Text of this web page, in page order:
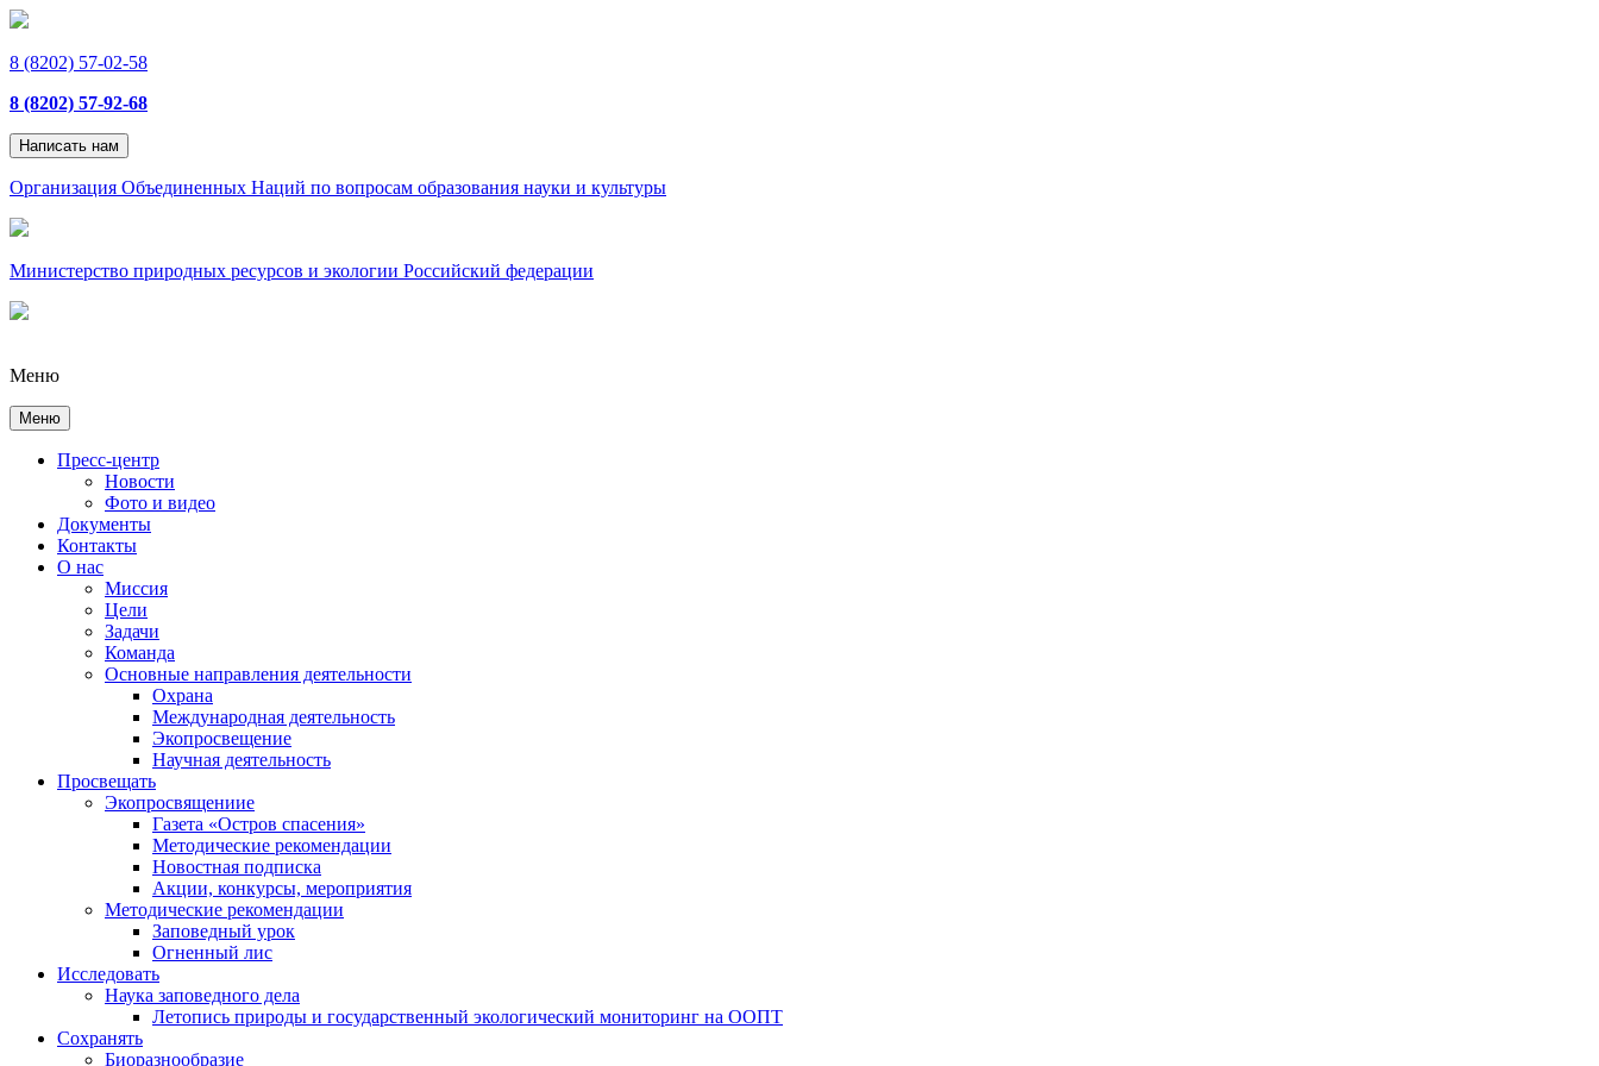
8 (8202) 57-02-58
8 (8202) 57-92-68
Написать нам
Организация Объединенных Наций по вопросам образования науки и культуры
Министерство природных ресурсов и экологии Российский федерации
Меню
Меню
Пресс-центр
Новости
Фото и видео
Документы
Контакты
О нас
Миссия
Цели
Задачи
Команда
Основные направления деятельности
Охрана
Международная деятельность
Экопросвещение
Научная деятельность
Просвещать
Экопросвящениие
Газета «Остров спасения»
Методические рекомендации
Новостная подписка
Акции, конкурсы, мероприятия
Методические рекомендации
Заповедный урок
Огненный лис
Исследовать
Наука заповедного дела
Летопись природы и государственный экологический мониторинг на ООПТ
Сохранять
Биоразнообразие